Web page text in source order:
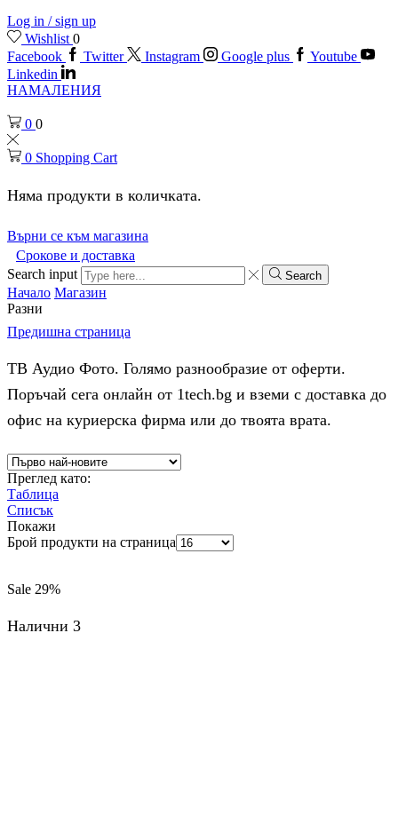
Log in / sign up
Wishlist 0
Facebook
Twitter Instagram Google plus
Youtube
Linkedin
НАМАЛЕНИЯ
0 0
0 Shopping Cart
Няма продукти в количката.
Върни се към магазина
Срокове и доставка
Search input
Search
Начало Магазин
Разни
Предишна страница
ТВ Аудио Фото. Голямо разнообразие от оферти.
Поръчай сега онлайн от 1tech.bg и вземи с доставка до
офис на куриерска фирма или до твоята врата.
Преглед като:
Таблица
Списък
Покажи
Брой продукти на страница
Sale 29%
Налични 3